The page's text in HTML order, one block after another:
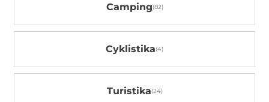
Camping
Cyklistika
Turistika